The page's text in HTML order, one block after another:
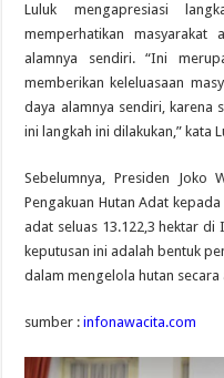
Luluk mengapresiasi
memperhatikan
alamnya sendiri. “Ini
memberikan keleluasaan
daya alamnya sendiri, karena
ini langkah ini dilakukan,” kata
Sebelumnya, Presiden Joko
Pengakuan Hutan Adat
adat seluas 13.122,3 hektar di
keputusan ini adalah bentuk
dalam mengelola hutan secara
sumber :infonawacita.com